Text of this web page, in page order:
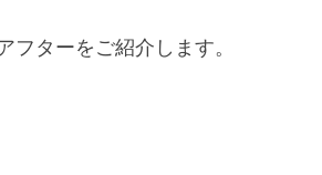
フターをご紹介します。